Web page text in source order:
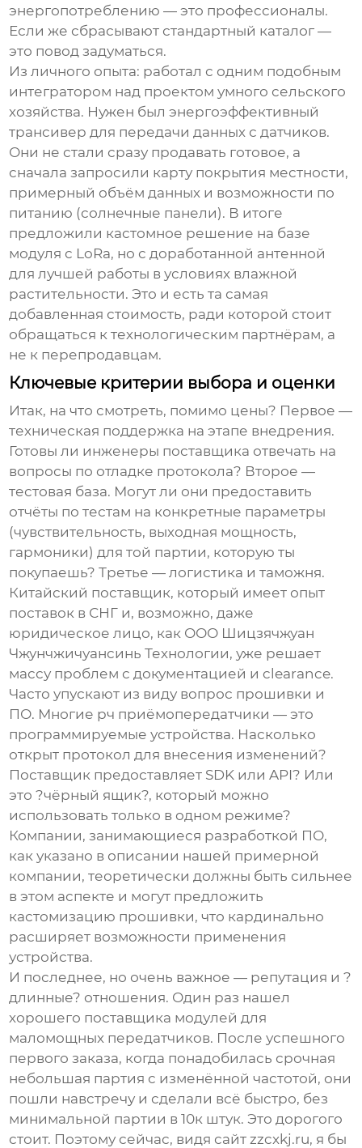
энергопотреблению — это профессионалы.
Если же сбрасывают стандартный каталог —
это повод задуматься.
Из личного опыта: работал с одним подобным
интегратором над проектом умного сельского
хозяйства. Нужен был энергоэффективный
трансивер для передачи данных с датчиков.
Они не стали сразу продавать готовое, а
сначала запросили карту покрытия местности,
примерный объём данных и возможности по
питанию (солнечные панели). В итоге
предложили кастомное решение на базе
модуля с LoRa, но с доработанной антенной
для лучшей работы в условиях влажной
растительности. Это и есть та самая
добавленная стоимость, ради которой стоит
обращаться к технологическим партнёрам, а
не к перепродавцам.
Ключевые критерии выбора и оценки
Итак, на что смотреть, помимо цены? Первое —
техническая поддержка на этапе внедрения.
Готовы ли инженеры поставщика отвечать на
вопросы по отладке протокола? Второе —
тестовая база. Могут ли они предоставить
отчёты по тестам на конкретные параметры
(чувствительность, выходная мощность,
гармоники) для той партии, которую ты
покупаешь? Третье — логистика и таможня.
Китайский поставщик, который имеет опыт
поставок в СНГ и, возможно, даже
юридическое лицо, как ООО Шицзячжуан
Чжунчжичуансинь Технологии, уже решает
массу проблем с документацией и clearance.
Часто упускают из виду вопрос прошивки и
ПО. Многие рч приёмопередатчики — это
программируемые устройства. Насколько
открыт протокол для внесения изменений?
Поставщик предоставляет SDK или API? Или
это ?чёрный ящик?, который можно
использовать только в одном режиме?
Компании, занимающиеся разработкой ПО,
как указано в описании нашей примерной
компании, теоретически должны быть сильнее
в этом аспекте и могут предложить
кастомизацию прошивки, что кардинально
расширяет возможности применения
устройства.
И последнее, но очень важное — репутация и ?
длинные? отношения. Один раз нашел
хорошего поставщика модулей для
маломощных передатчиков. После успешного
первого заказа, когда понадобилась срочная
небольшая партия с изменённой частотой, они
пошли навстречу и сделали всё быстро, без
минимальной партии в 10к штук. Это дорогого
стоит. Поэтому сейчас, видя сайтzzcxkj.ru, я бы